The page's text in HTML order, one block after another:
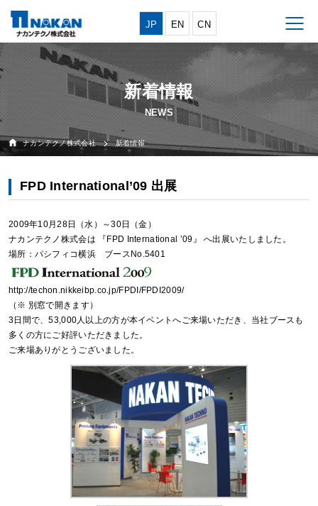
JP EN CN
新着情報
ナカンテクノ株式会社 新着情報
FPD International’09 出展
2009年10月28日（水）～30日（金）
ナカンテクノ株式会は 『FPD International ’09』 へ出展いたしました。
場所：パシフィコ横浜 ブースNo.5401
http://techon.nikkeibp.co.jp/FPDI/FPDI2009/
（※ 別窓で開きます）
3日間で、53,000人以上の方が本イベントへご来場いただき、当社ブースも
多くの方にご好評いただきました。
ご来場ありがとうございました。